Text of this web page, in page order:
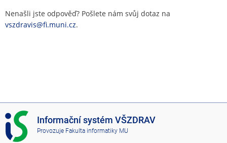
Nenašli jste odpověď? Pošlete nám svůj dotaz na
vszdravis@fi.muni.cz.
I
S
V
Informační systém VŠZDRAV
Provozuje Fakulta informatiky MU